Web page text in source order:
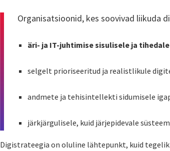
Organisatsioonid, kes soovivad liikuda
äri- ja IT-juhtimise sisulisele ja
selgelt prioriseeritud ja realistlikule
andmete ja tehisintellekti sidumisele
järkjärgulisele, kuid järjepidevale
Digistrateegia on oluline lähtepunkt, kuid